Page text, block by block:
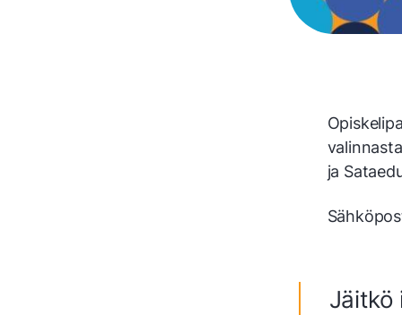
ja
Jäitkö